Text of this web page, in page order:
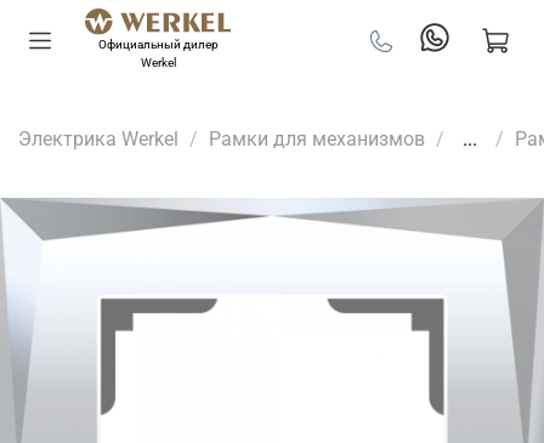
Официальный дилер
Werkel
Электрика Werkel Рамки для механизмов ...